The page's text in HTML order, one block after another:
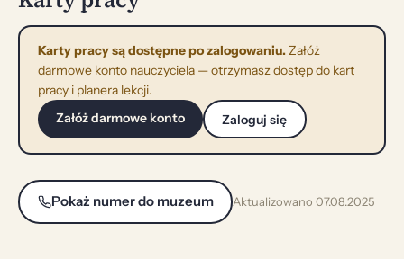
Karty pracy są dostępne po zalogowaniu.Załóż
darmowe konto nauczyciela — otrzymasz dostęp do kart
pracy i planera lekcji.
Załóż darmowe konto
Zaloguj się
Pokaż numer do muzeum Aktualizowano 07.08.2025